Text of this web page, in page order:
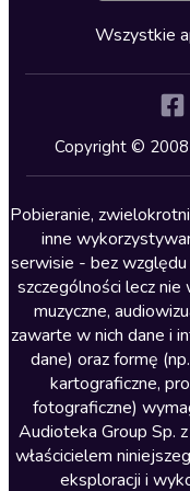
Kryminały
Lektury szkolne
Literatura anglojęzyczna
Literatura faktu
Literatura obyczajowa
Literatura piękna obca
Literatura piękna polska
Nagrania relaksacyjne
Nauka języków
Nauki humanistyczne
Cykle
Wszystkie
Copyright ©
Pobieranie,
inne
serwisie - bez względu
szczególności lecz nie
muzyczne,
zawarte w nich dane i
dane) oraz formę
kartograficzne,
fotograficzne)
Audioteka Group Sp.
właścicielem
eksploracji i